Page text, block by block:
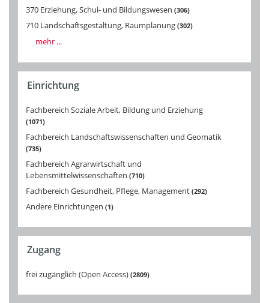
370 Erziehung, Schul- und Bildungswesen 306
710 Landschaftsgestaltung, Raumplanung 302
mehr ...
Einrichtung
Fachbereich Soziale Arbeit, Bildung und Erziehung
1071
Fachbereich Landschaftswissenschaften und Geomatik
735
Fachbereich Agrarwirtschaft und
Lebensmittelwissenschaften 710
Fachbereich Gesundheit, Pflege, Management 292
Andere Einrichtungen 1
Zugang
frei zugänglich (Open Access) 2809